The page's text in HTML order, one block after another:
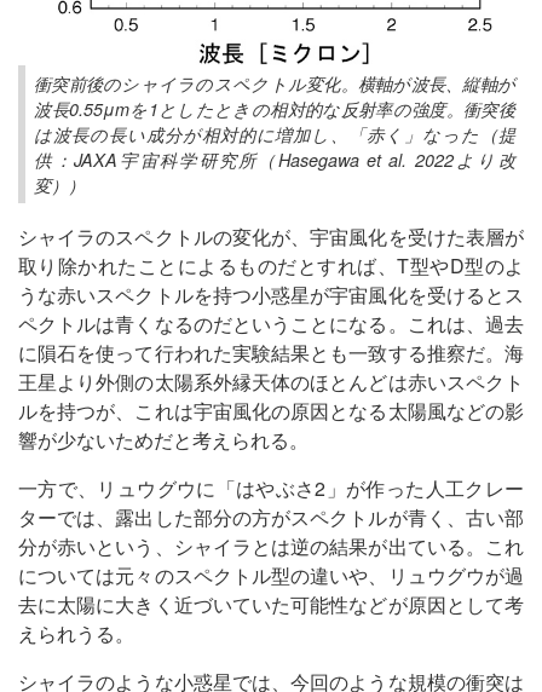
衝突前後のシャイラのスペクトル変化。横軸が波長、縦軸が
波長0.55μmを1としたときの相対的な反射率の強度。衝突後
は波長の長い成分が相対的に増加し、「赤く」なった（提
供：JAXA宇宙科学研究所（Hasegawa et al. 2022より改
変））
シャイラのスペクトルの変化が、宇宙風化を受けた表層が
取り除かれたことによるものだとすれば、T型やD型のよ
うな赤いスペクトルを持つ小惑星が宇宙風化を受けるとス
ペクトルは青くなるのだということになる。これは、過去
に隕石を使って行われた実験結果とも一致する推察だ。海
王星より外側の太陽系外縁天体のほとんどは赤いスペクト
ルを持つが、これは宇宙風化の原因となる太陽風などの影
響が少ないためだと考えられる。
一方で、リュウグウに「はやぶさ2」が作った人工クレー
ターでは、露出した部分の方がスペクトルが青く、古い部
分が赤いという、シャイラとは逆の結果が出ている。これ
については元々のスペクトル型の違いや、リュウグウが過
去に太陽に大きく近づいていた可能性などが原因として考
えられうる。
シャイラのような小惑星では、今回のような規模の衝突は